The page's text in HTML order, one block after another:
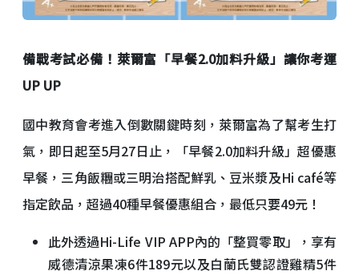
備戰考試必備！萊爾富「早餐2.0加料升級」讓你考運
UP UP
國中教育會考進入倒數關鍵時刻，萊爾富為了幫考生打
氣，即日起至5月27日止，「早餐2.0加料升級」超優惠
早餐，三角飯糰或三明治搭配鮮乳、豆米漿及Hi café等
指定飲品，超過40種早餐優惠組合，最低只要49元！
此外透過Hi-Life VIP APP內的「整買零取」，享有
威德清涼果凍6件189元以及白蘭氏雙認證雞精5件